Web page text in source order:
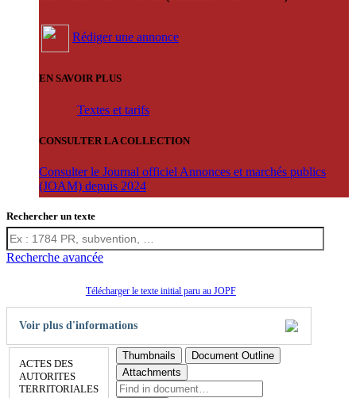
Rédiger une annonce
EN SAVOIR PLUS
Textes et tarifs
CONSULTER LA COLLECTION
Consulter le Journal officiel Annonces et marchés publics
(JOAM) depuis 2024
Rechercher un texte
Recherche avancée
Télécharger le texte initial paru au JOPF
Voir plus d'informations
ACTES DES
AUTORITES
TERRITORIALES
Thumbnails
Document Outline
Attachments